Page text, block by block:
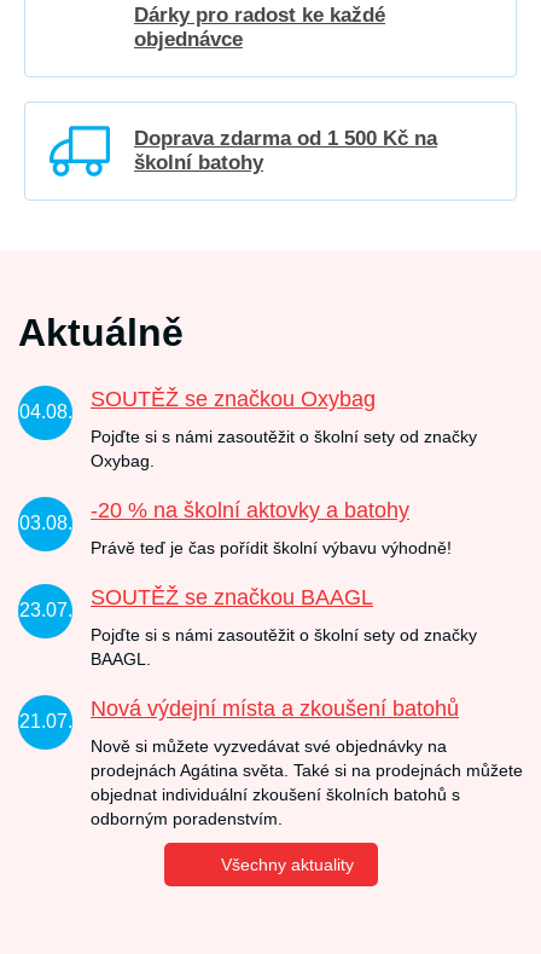
Dárky pro radost ke každé
objednávce
Doprava zdarma od 1 500 Kč na
školní batohy
Aktuálně
04.08.
SOUTĚŽ se značkou Oxybag
Pojďte si s námi zasoutěžit o školní sety od značky
Oxybag.
03.08.
-20 % na školní aktovky a batohy
Právě teď je čas pořídit školní výbavu výhodně!
23.07.
SOUTĚŽ se značkou BAAGL
Pojďte si s námi zasoutěžit o školní sety od značky
BAAGL.
21.07.
Nová výdejní místa a zkoušení batohů
Nově si můžete vyzvedávat své objednávky na
prodejnách Agátina světa. Také si na prodejnách můžete
objednat individuální zkoušení školních batohů s
odborným poradenstvím.
Všechny aktuality